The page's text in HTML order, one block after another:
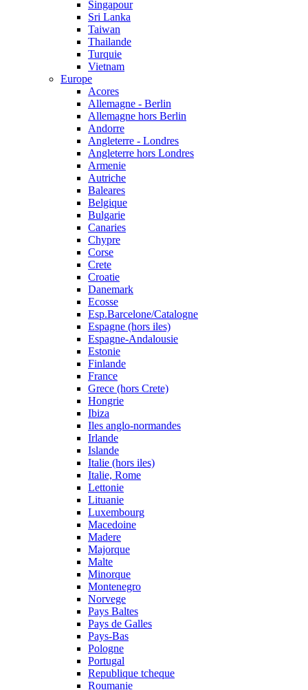
Singapour
Sri Lanka
Taiwan
Thailande
Turquie
Vietnam
Europe
Acores
Allemagne - Berlin
Allemagne hors Berlin
Andorre
Angleterre - Londres
Angleterre hors Londres
Armenie
Autriche
Baleares
Belgique
Bulgarie
Canaries
Chypre
Corse
Crete
Croatie
Danemark
Ecosse
Esp.Barcelone/Catalogne
Espagne (hors iles)
Espagne-Andalousie
Estonie
Finlande
France
Grece (hors Crete)
Hongrie
Ibiza
Iles anglo-normandes
Irlande
Islande
Italie (hors iles)
Italie, Rome
Lettonie
Lituanie
Luxembourg
Macedoine
Madere
Majorque
Malte
Minorque
Montenegro
Norvege
Pays Baltes
Pays de Galles
Pays-Bas
Pologne
Portugal
Republique tcheque
Roumanie